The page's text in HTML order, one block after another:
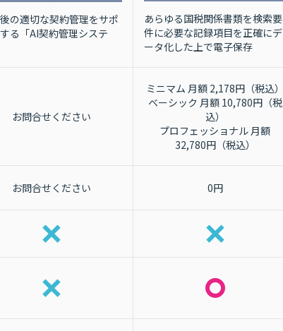
の適切な契約管理をサポ
る「AI契約管理システ
あらゆる国税関係書類を検索要
件に必要な記録項目を正確にデ
ータ化した上で電子保存
お問合せください
ミニマム 月額 2,178円（税込）
ベーシック 月額 10,780円（税
込）
プロフェッショナル 月額
32,780円（税込）
お問合せください 0円